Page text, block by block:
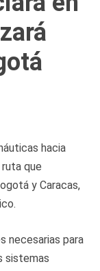
hacia
que
y Caracas,
necesarias para
sistemas